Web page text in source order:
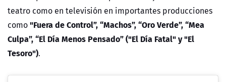
teatro como en televisión en importantes producciones
como"Fuera de Control”, “Machos”, “Oro Verde”, “Mea
Culpa”, “El Día Menos Pensado” ("El Día Fatal" y "El
Tesoro").